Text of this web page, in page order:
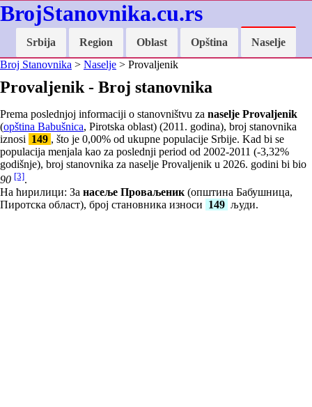
BrojStanovnika.cu.rs
Srbija Region Oblast Opština
Naselje
Broj Stanovnika > Naselje > Provaljenik
Provaljenik - Broj stanovnika
Prema poslednjoj informaciji o stanovništvu za naselje Provaljenik
(opština Babušnica, Pirotska oblast) (2011. godina), broj stanovnika
iznosi 149 , što je 0,00% od ukupne populacije Srbije. Kad bi se
populacija menjala kao za poslednji period od 2002-2011 (-3,32%
godišnje), broj stanovnika za naselje Provaljenik u 2026. godini bi bio
90 [3].
На ћирилици: За насеље Проваљеник (општина Бабушница,
Пиротска област), број становника износи 149 људи.